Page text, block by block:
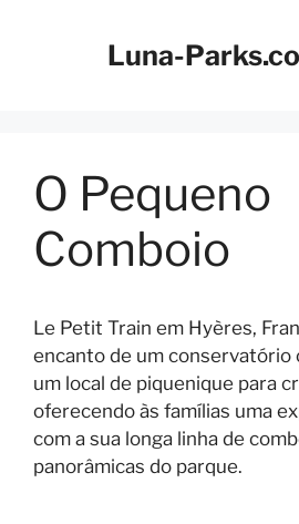
Luna-
O Pequeno
Comboio
Le Petit Train em Hyères,
encanto de um conservatório
um local de piquenique para
oferecendo às famílias uma
com a sua longa linha de
panorâmicas do parque.